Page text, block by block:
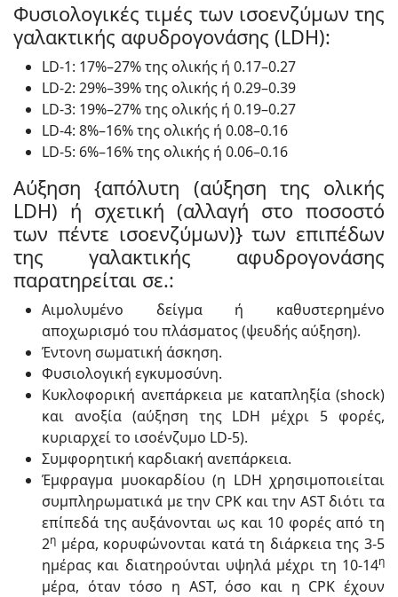
Φυσιολογικές τιμές των ισοενζύμων της
γαλακτικής αφυδρογονάσης (LDH):
LD-1: 17%–27% της ολικής ή 0.17–0.27
LD-2: 29%–39% της ολικής ή 0.29–0.39
LD-3: 19%–27% της ολικής ή 0.19–0.27
LD-4: 8%–16% της ολικής ή 0.08–0.16
LD-5: 6%–16% της ολικής ή 0.06–0.16
Αύξηση {απόλυτη (αύξηση της ολικής
LDH) ή σχετική (αλλαγή στο ποσοστό
των πέντε ισοενζύμων)} των επιπέδων
της γαλακτικής αφυδρογονάσης
παρατηρείται σε.:
Αιμολυμένο δείγμα ή καθυστερημένο
αποχωρισμό του πλάσματος (ψευδής αύξηση).
Έντονη σωματική άσκηση.
Φυσιολογική εγκυμοσύνη.
Κυκλοφορική ανεπάρκεια με καταπληξία (shock)
και ανοξία (αύξηση της LDH μέχρι 5 φορές,
κυριαρχεί το ισοένζυμο LD-5).
Συμφορητική καρδιακή ανεπάρκεια.
Έμφραγμα μυοκαρδίου (η LDH χρησιμοποιείται
συμπληρωματικά με την CPK και την AST διότι τα
επίπεδά της αυξάνονται ως και 10 φορές από τη
2η μέρα, κορυφώνονται κατά τη διάρκεια της 3-5
ημέρας και διατηρούνται υψηλά μέχρι τη 10-14η
μέρα, όταν τόσο η AST, όσο και η CPK έχουν